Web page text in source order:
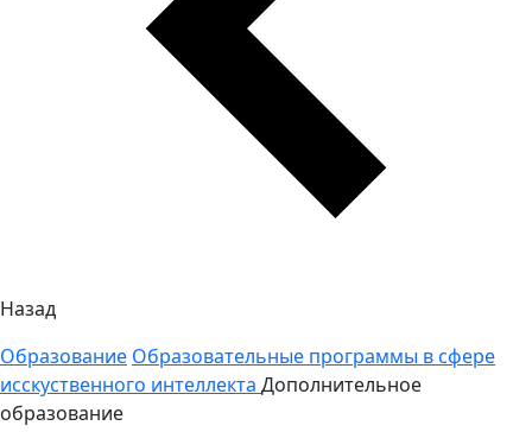
Назад
Образование Образовательные программы в сфере
исскуственного интеллекта Дополнительное
образование